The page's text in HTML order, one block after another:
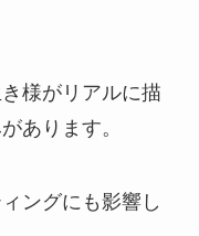
様がリアルに描
あります。
ングにも影響し